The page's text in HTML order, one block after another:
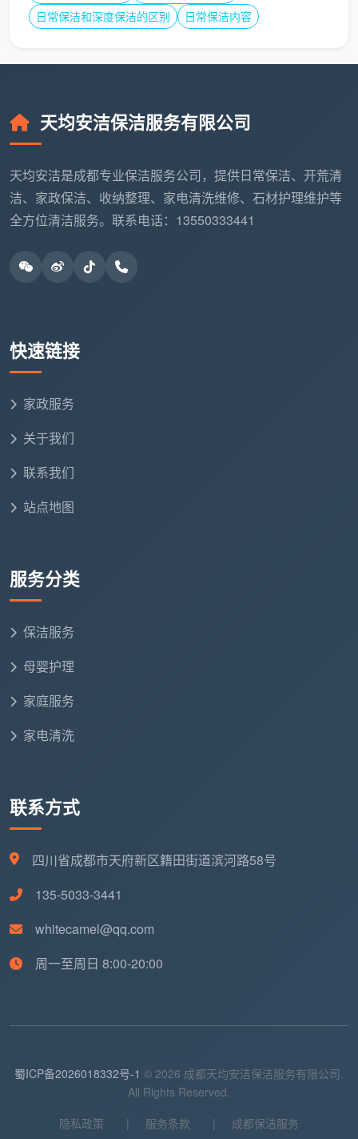
日常保洁和深度保洁的区别
日常保洁内容
天均安洁保洁服务有限公司
天均安洁是成都专业保洁服务公司，提供日常保洁、开荒清
洁、家政保洁、收纳整理、家电清洗维修、石材护理维护等
全方位清洁服务。联系电话：13550333441
快速链接
家政服务
关于我们
联系我们
站点地图
服务分类
保洁服务
母婴护理
家庭服务
家电清洗
联系方式
四川省成都市天府新区籍田街道滨河路58号
135-5033-3441
whitecamel@qq.com
周一至周日 8:00-20:00
蜀ICP备2026018332号-1 © 2026 成都天均安洁保洁服务有限公司.
All Rights Reserved.
隐私政策
| 服务条款 | 成都保洁服务